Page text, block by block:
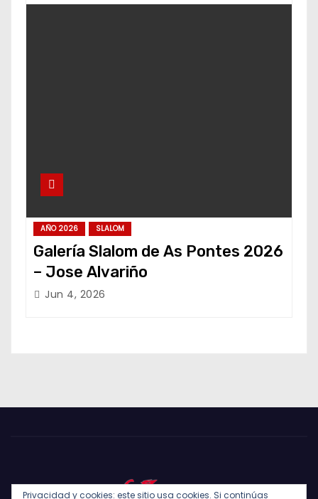
AÑO 2026 SLALOM
Galería Slalom de As Pontes 2026
– Jose Alvariño
Jun 4, 2026
Privacidad y cookies: este sitio usa cookies. Si continúas